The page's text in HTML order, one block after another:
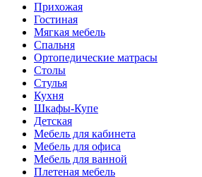
Прихожая
Гостиная
Мягкая мебель
Спальня
Ортопедические матрасы
Столы
Стулья
Кухня
Шкафы-Купе
Детская
Мебель для кабинета
Мебель для офиса
Мебель для ванной
Плетеная мебель